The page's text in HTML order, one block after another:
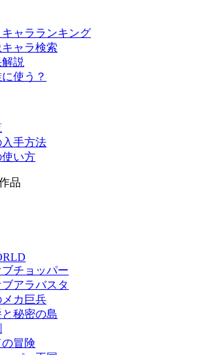
ャラランキング
ャラ検索
説
使う？
手方法
使い方
品
チョッパー
アラバスタ
カ巨兵
秘密の島
冒険